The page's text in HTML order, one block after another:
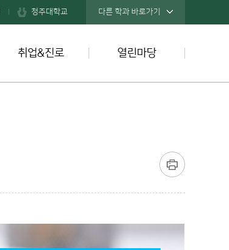
청주대학교 다른 학과 바로가기
취업&진로 열린마당